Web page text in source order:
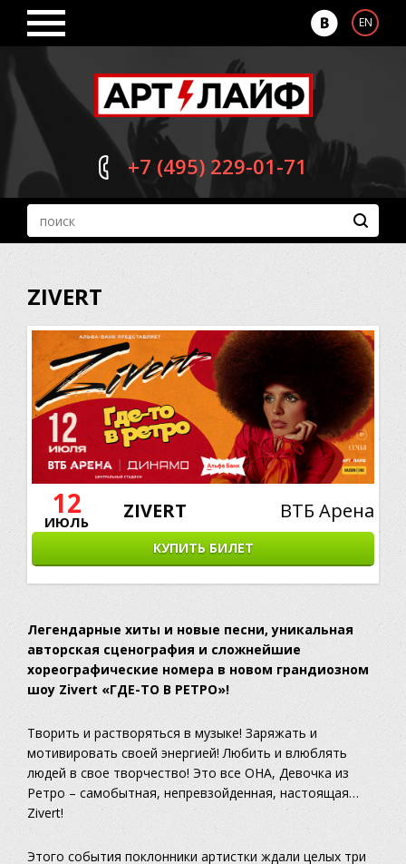
EN
+7 (495) 229-01-71
ZIVERT
12
ИЮЛЬ ZIVERT ВТБ Арена
КУПИТЬ БИЛЕТ
Легендарные хиты и новые песни, уникальная
авторская сценография и сложнейшие
хореографические номера в новом грандиозном
шоу Zivert «ГДЕ-ТО В РЕТРО»!
Творить и растворяться в музыке! Заряжать и
мотивировать своей энергией! Любить и влюблять
людей в свое творчество! Это все ОНА, Девочка из
Ретро – самобытная, непревзойденная, настоящая…
Zivert!
Этого события поклонники артистки ждали целых три